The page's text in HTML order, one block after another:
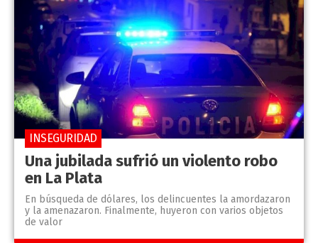
Una jubilada sufrió un violento robo
en La Plata
En búsqueda de dólares, los delincuentes la amordazaron
y la amenazaron. Finalmente, huyeron con varios objetos
de valor
INSEGURIDAD